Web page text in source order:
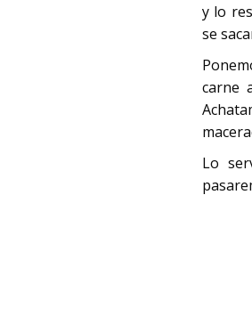
y lo
se
carne
Lo